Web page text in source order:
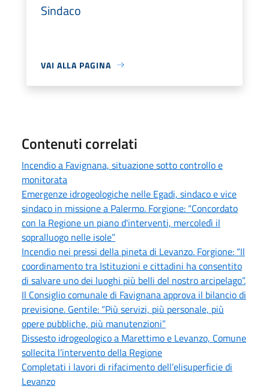
Sindaco
VAI ALLA PAGINA
Contenuti correlati
Incendio a Favignana, situazione sotto controllo e
monitorata
Emergenze idrogeologiche nelle Egadi, sindaco e vice
sindaco in missione a Palermo. Forgione: “Concordato
con la Regione un piano d'interventi, mercoledì il
sopralluogo nelle isole”
Incendio nei pressi della pineta di Levanzo. Forgione: “Il
coordinamento tra Istituzioni e cittadini ha consentito
di salvare uno dei luoghi più belli del nostro arcipelago”.
Il Consiglio comunale di Favignana approva il bilancio di
previsione. Gentile: “Più servizi, più personale, più
opere pubbliche, più manutenzioni”
Dissesto idrogeologico a Marettimo e Levanzo, Comune
sollecita l’intervento della Regione
Completati i lavori di rifacimento dell’elisuperficie di
Levanzo